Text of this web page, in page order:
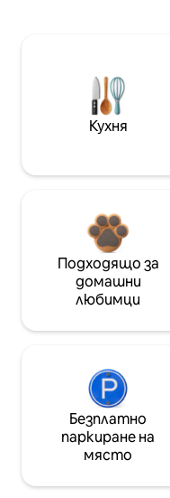
Кухня
Подходящо за
домашни
любимци
Безплатно
паркиране на
място